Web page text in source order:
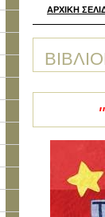
ΑΡΧΙΚΗ